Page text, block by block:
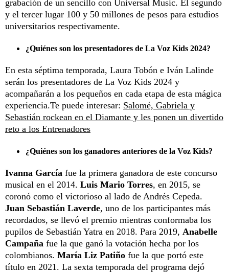
grabación de un sencillo con Universal Music. El segundo
y el tercer lugar 100 y 50 millones de pesos para estudios
universitarios respectivamente.
¿Quiénes son los presentadores de La Voz Kids 2024?
En esta séptima temporada, Laura Tobón e Iván Lalinde
serán los presentadores de La Voz Kids 2024 y
acompañarán a los pequeños en cada etapa de esta mágica
experiencia.Te puede interesar: Salomé, Gabriela y
Sebastián rockean en el Diamante y les ponen un divertido
reto a los Entrenadores
¿Quiénes son los ganadores anteriores de la Voz Kids?
Ivanna García fue la primera ganadora de este concurso
musical en el 2014. Luis Mario Torres, en 2015, se
coronó como el victorioso al lado de Andrés Cepeda.
Juan Sebastián Laverde, uno de los participantes más
recordados, se llevó el premio mientras conformaba los
pupilos de Sebastián Yatra en 2018. Para 2019, Anabelle
Campaña fue la que ganó la votación hecha por los
colombianos. María Liz Patiño fue la que portó este
título en 2021. La sexta temporada del programa dejó